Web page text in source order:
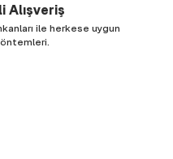
Alışveriş
ile herkese uygun